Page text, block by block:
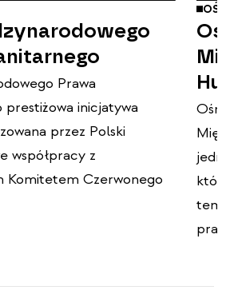
Prawa
inicjatywa
przez Polski
współpracy z
Komitetem Czerwonego